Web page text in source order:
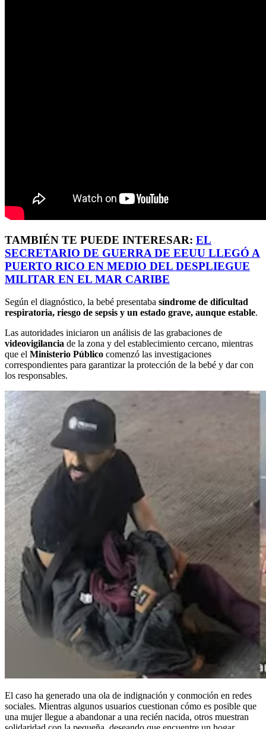
TAMBIÉN TE PUEDE INTERESAR: EL
SECRETARIO DE GUERRA DE EEUU LLEGÓ A
PUERTO RICO EN MEDIO DEL DESPLIEGUE
MILITAR EN EL MAR CARIBE
Según el diagnóstico, la bebé presentaba síndrome de dificultad
respiratoria, riesgo de sepsis y un estado grave, aunque estable.
Las autoridades iniciaron un análisis de las grabaciones de
videovigilancia de la zona y del establecimiento cercano, mientras
que el Ministerio Público comenzó las investigaciones
correspondientes para garantizar la protección de la bebé y dar con
los responsables.
El caso ha generado una ola de indignación y conmoción en redes
sociales. Mientras algunos usuarios cuestionan cómo es posible que
una mujer llegue a abandonar a una recién nacida, otros muestran